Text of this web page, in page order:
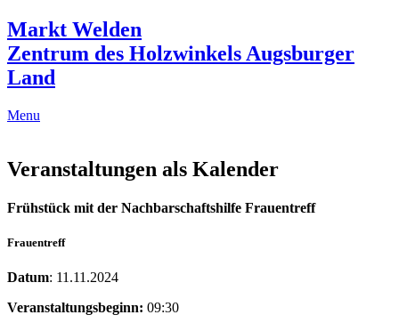
Markt Welden
Zentrum des Holzwinkels Augsburger
Land
Menu
Veranstaltungen als Kalender
Frühstück mit der Nachbarschaftshilfe Frauentreff
Frauentreff
Datum: 11.11.2024
Veranstaltungsbeginn: 09:30